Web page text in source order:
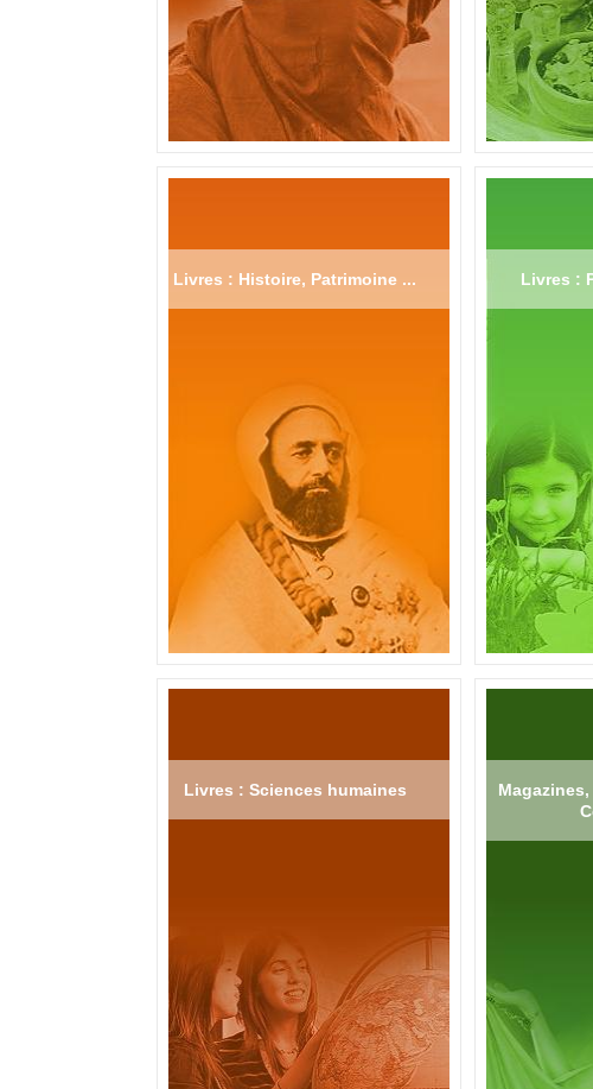
Livres : Histoire, Patrimoine ... Livres :
Livres : Sciences humaines